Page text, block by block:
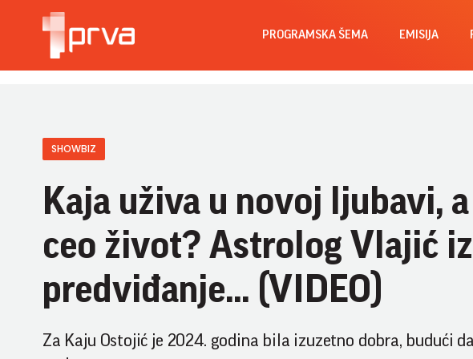
PROGRAMSKA ŠEMA EMISIJA
SHOWBIZ
Kaja uživa u novoj ljubavi,
ceo život? Astrolog Vlajić
predviđanje... (VIDEO)
Za Kaju Ostojić je 2024. godina bila izuzetno dobra, budući